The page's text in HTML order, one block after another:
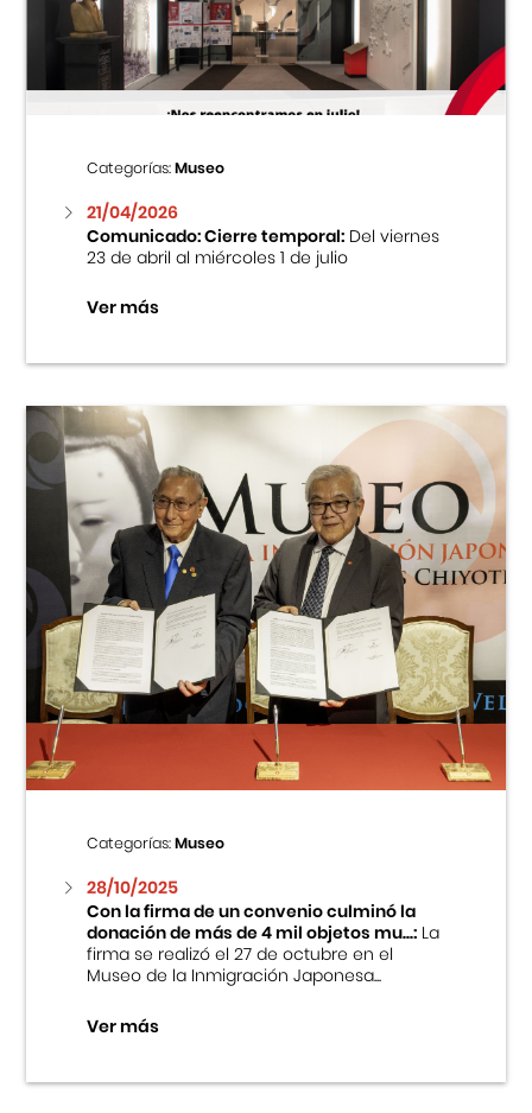
Centro Cultural Peruano Japonés
Museo de la Inmigración Japonesa
Fondo Editorial
Teatro Peruano Japonés
Categorías:Museo
21/04/2026
Comunicado: Cierre temporal:Del viernes
23 de abril al miércoles 1 de julio
Ver más
Categorías:Museo
28/10/2025
Con la firma de un convenio culminó la
donación de más de 4 mil objetos mu...:La
firma se realizó el 27 de octubre en el
Museo de la Inmigración Japonesa...
Ver más